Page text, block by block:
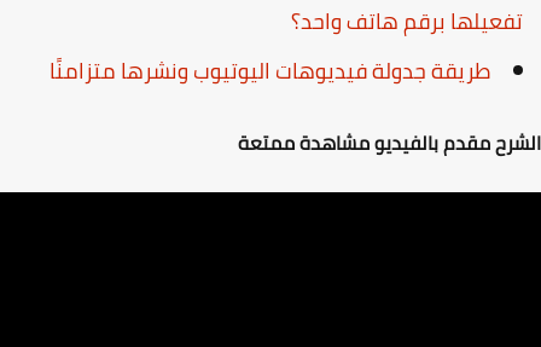
برقم هاتف واحد؟
طريقة جدولة فيديوهات اليوتيوب ونشرها متزامنًا
مقدم بالفيديو مشاهدة ممتعة